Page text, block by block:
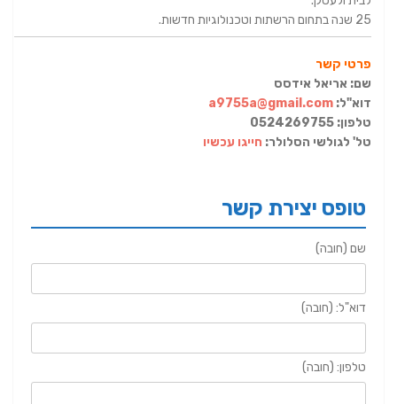
25 שנה בתחום הרשתות וטכנולוגיות חדשות.
פרטי קשר
שם: אריאל אידסס
דוא"ל:a9755a@gmail.com
טלפון: 0524269755
טל' לגולשי הסלולר: חייגו עכשיו
טופס יצירת קשר
שם (חובה)
דוא"ל: (חובה)
טלפון: (חובה)